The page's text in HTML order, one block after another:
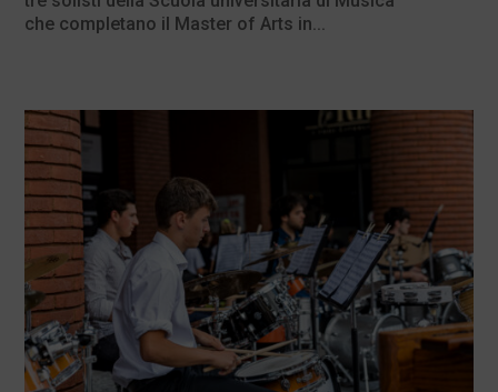
che completano il Master of Arts in...